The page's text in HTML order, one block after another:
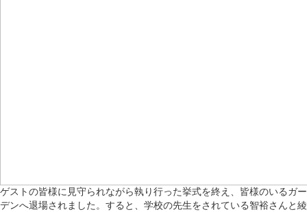
ゲストの皆様に見守られながら執り行った挙式を終え、皆様のいるガー
デンへ退場されました。すると、学校の先生をされている智裕さんと綾